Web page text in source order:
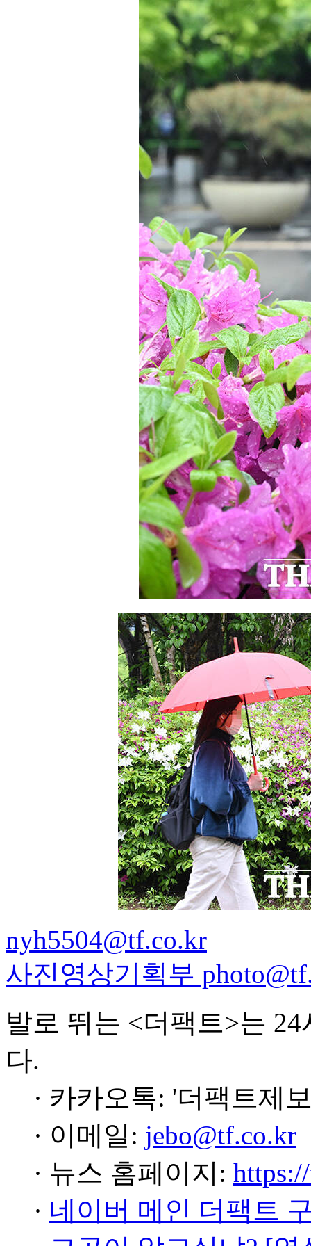
nyh5504@tf.co.kr
사진영상기획부
발로 뛰는 <더팩트>는
다.
· 카카오톡: '더팩트제
· 이메일: jebo@tf.co.kr
· 뉴스 홈페이지:
· 네이버 메인 더팩트